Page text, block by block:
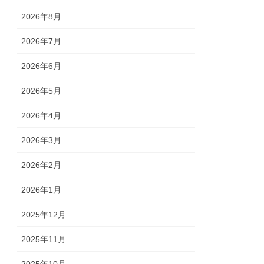
2026年8月
2026年7月
2026年6月
2026年5月
2026年4月
2026年3月
2026年2月
2026年1月
2025年12月
2025年11月